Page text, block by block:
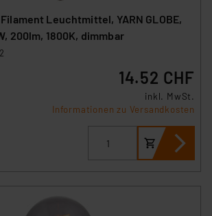
Filament Leuchtmittel, YARN GLOBE,
200lm, 1800K, dimmbar
14.52 CHF
inkl. MwSt.
Informationen zu Versandkosten